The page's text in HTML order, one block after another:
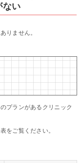
ない
りません。
プランがあるクリニック
をご覧ください。